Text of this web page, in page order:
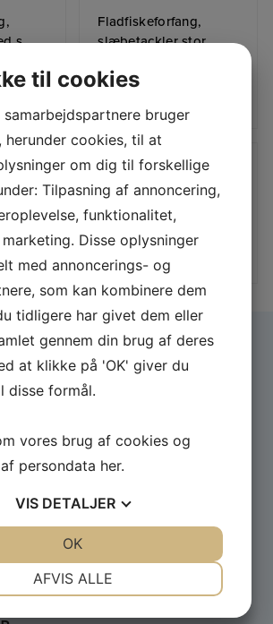
s...
Fladfiskeforfang,
slæbetackler stor...
Slæbetackler m.
aflange perler
DKK
til cookies
bruger
herunder cookies, til at
om dig til forskellige
Tilpasning af annoncering,
funktionalitet,
Disse oplysninger
med annoncerings- og
som kan kombinere dem
tidligere har givet dem eller
gennem din brug af deres
at klikke på 'OK' giver du
disse formål.
vores brug af cookies og
persondata her.
VIS DETALJER
AFVIS ALLE
OK